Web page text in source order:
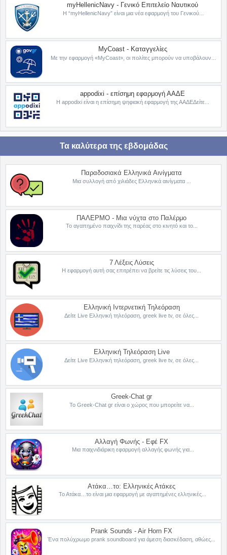
myHellenicNavy - Γενικό Επιτελείο Ναυτικού
Η “myHellenicNavy” είναι μια νέα εφαρμογή του Γενικού...
MyCoast - Καταγγελίες
Με την εφαρμογή «MyCoast», οι πολίτες μπορούν να υποβάλουν...
appodixi - επίσημη εφαρμογή ΑΑΔΕ
Η appodixi είναι η επίσημη ψηφιακή εφαρμογή της ΑΑΔΕΔείτε...
Τα καλύτερα της εβδομάδας
Παραδοσιακά Ελληνικά Αινίγματα
Μια συλλογή από χιλιάδες Ελληνικά αινίγματα ...
ΠΑΛΕΡΜΟ - Μια νύχτα στο Παλέρμο
Το αγαπημένο παιχνίδι της παρέας στο κινητό και το...
7 Λέξεις Λύσεις
Η εφαρμογή αυτή σας επιτρέπει να βρείτε τις λύσεις του...
Ελληνική Ιντερνετική Τηλεόραση
Δείτε Live Ελληνική τηλεόραση, greek live tv, σε όλες...
Ελληνική Τηλεόραση Live
Δείτε Live Ελληνική τηλεόραση, greek live tv, σε όλες...
Greek-Chat gr
Το Greek-Chat gr είναι ο χώρος που μπορείτε να...
Αλλαγή Φωνής - Εφέ FX
Μια παιχνιδιάρικη εφαρμογή αλλαγής φωνής για...
Ατάκα…το: Ελληνικές Ατάκες
Το Ατάκα…το είναι μια εφαρμογή με αγαπημένες ελληνικές...
Prank Sounds - Air Horn FX
Ένα πολύχρωμο prank soundboard για άμεση διασκέδαση, αθώες...